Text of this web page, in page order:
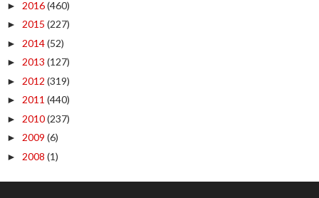
► 2016(460)
► 2015 (227)
► 2014(52)
► 2013 (127)
► 2012 (319)
► 2011 (440)
► 2010(237)
► 2009 (6)
► 2008 (1)